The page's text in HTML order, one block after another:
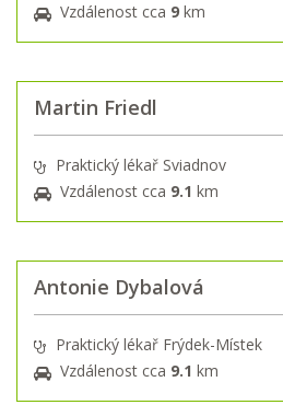
Vzdálenost cca 9 km
Martin Friedl
Praktický lékař Sviadnov
Vzdálenost cca 9.1 km
Antonie Dybalová
Praktický lékař Frýdek-Místek
Vzdálenost cca 9.1 km